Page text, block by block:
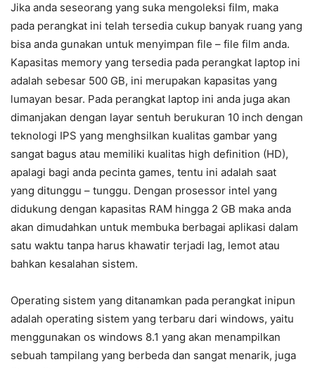
Jika anda seseorang yang suka mengoleksi film, maka
pada perangkat ini telah tersedia cukup banyak ruang yang
bisa anda gunakan untuk menyimpan file – file film anda.
Kapasitas memory yang tersedia pada perangkat laptop ini
adalah sebesar 500 GB, ini merupakan kapasitas yang
lumayan besar. Pada perangkat laptop ini anda juga akan
dimanjakan dengan layar sentuh berukuran 10 inch dengan
teknologi IPS yang menghsilkan kualitas gambar yang
sangat bagus atau memiliki kualitas high definition (HD),
apalagi bagi anda pecinta games, tentu ini adalah saat
yang ditunggu – tunggu. Dengan prosessor intel yang
didukung dengan kapasitas RAM hingga 2 GB maka anda
akan dimudahkan untuk membuka berbagai aplikasi dalam
satu waktu tanpa harus khawatir terjadi lag, lemot atau
bahkan kesalahan sistem.
Operating sistem yang ditanamkan pada perangkat inipun
adalah operating sistem yang terbaru dari windows, yaitu
menggunakan os windows 8.1 yang akan menampilkan
sebuah tampilang yang berbeda dan sangat menarik, juga